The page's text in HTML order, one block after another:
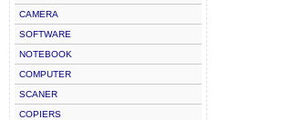
CAMERA
SOFTWARE
NOTEBOOK
COMPUTER
SCANER
COPIERS